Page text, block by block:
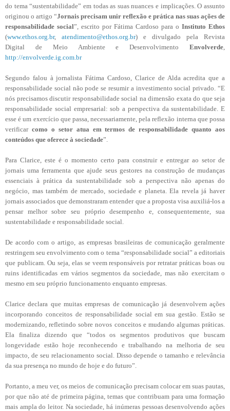
do tema “sustentabilidade” em todas as suas nuances e implicações. O assunto
originou o artigo “Jornais precisam unir reflexão e prática nas suas ações de
responsabilidade social”, escrito por Fátima Cardoso para o Instituto Ethos
(www.ethos.org.br, atendimento@ethos.org.br) e divulgado pela Revista
Digital de Meio Ambiente e Desenvolvimento Envolverde
http://envolverde.ig.com.br
Segundo falou à jornalista Fátima Cardoso, Clarice de Alda acredita que a
responsabilidade social não pode se resumir a investimento social privado. “E
nós precisamos discutir responsabilidade social na dimensão exata do que seja
responsabilidade social empresarial: sob a perspectiva da sustentabilidade. E
esse é um exercício que passa, necessariamente, pela reflexão interna que possa
verificar como o setor atua em termos de responsabilidade quanto aos
conteúdos que oferece à sociedade”.
Para Clarice, este é o momento certo para construir e entregar ao setor de
jornais uma ferramenta que ajude seus gestores na construção de mudanças
essenciais à prática da sustentabilidade sob a perspectiva não apenas do
negócio, mas também de mercado, sociedade e planeta. Ela revela já haver
jornais associados que demonstraram entender que a proposta visa auxiliá-los a
pensar melhor sobre seu próprio desempenho e, consequentemente, sua
sustentabilidade e responsabilidade social.
De acordo com o artigo, as empresas brasileiras de comunicação geralmente
restringem seu envolvimento com o tema “responsabilidade social” a editoriais
que publicam. Ou seja, elas se veem responsáveis por retratar práticas boas ou
ruins identificadas em vários segmentos da sociedade, mas não exercitam o
mesmo em seu próprio funcionamento enquanto empresas.
Clarice declara que muitas empresas de comunicação já desenvolvem ações
incorporando conceitos de responsabilidade social em sua gestão. Estão se
modernizando, refletindo sobre novos conceitos e mudando algumas práticas.
Ela finaliza dizendo que “todos os segmentos produtivos que buscam
longevidade estão hoje reconhecendo e trabalhando na melhoria de seu
impacto, de seu relacionamento social. Disso depende o tamanho e relevância
da sua presença no mundo de hoje e do futuro”.
Portanto, a meu ver, os meios de comunicação precisam colocar em suas pautas,
por que não até de primeira página, temas que contribuam para uma formação
mais ampla do leitor. Na sociedade, há inúmeras pessoas desenvolvendo ações